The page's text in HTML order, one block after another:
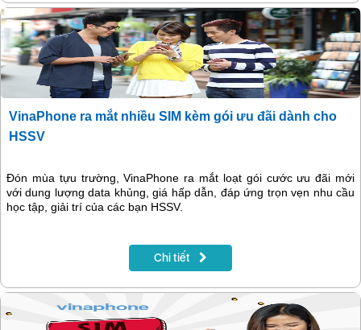
VinaPhone ra mắt nhiều SIM kèm gói ưu đãi dành cho
HSSV
Đón mùa tựu trường, VinaPhone ra mắt loạt gói cước ưu đãi mới
với dung lượng data khủng, giá hấp dẫn, đáp ứng trọn vẹn nhu cầu
học tập, giải trí của các bạn HSSV.
Chi tiết